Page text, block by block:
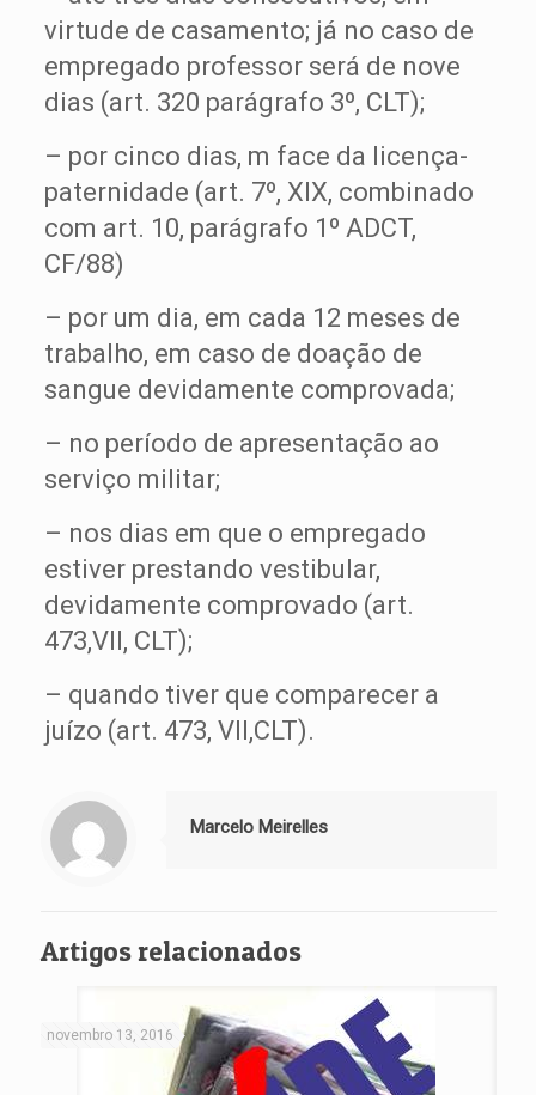
virtude de casamento; já no caso de
empregado professor será de nove
dias (art. 320 parágrafo 3º, CLT);
– por cinco dias, m face da licença-
paternidade (art. 7º, XIX, combinado
com art. 10, parágrafo 1º ADCT,
CF/88)
– por um dia, em cada 12 meses de
trabalho, em caso de doação de
sangue devidamente comprovada;
– no período de apresentação ao
serviço militar;
– nos dias em que o empregado
estiver prestando vestibular,
devidamente comprovado (art.
473,VII, CLT);
– quando tiver que comparecer a
juízo (art. 473, VII,CLT).
Marcelo Meirelles
Artigos relacionados
novembro 13, 2016